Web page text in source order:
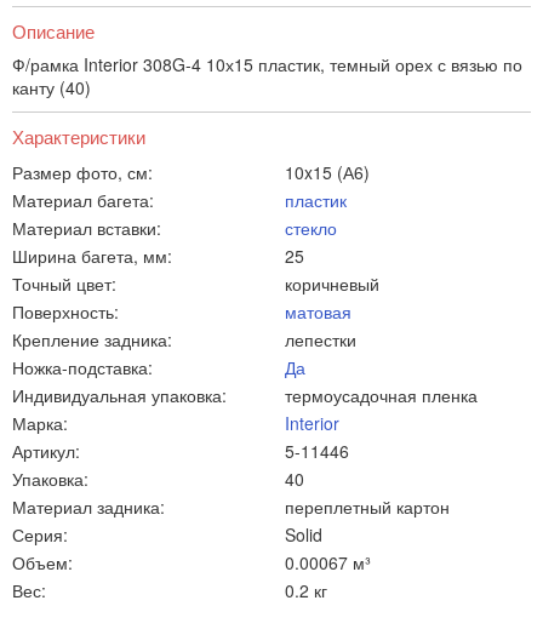
Описание
Ф/рамка Interior 308G-4 10х15 пластик, темный орех с вязью по
канту (40)
Характеристики
Размер фото, см:
10x15 (А6)
Материал багета:
пластик
Материал вставки:
стекло
Ширина багета, мм:
25
Точный цвет:
коричневый
Поверхность:
матовая
Крепление задника:
лепестки
Ножка-подставка:
Да
Индивидуальная упаковка:
термоусадочная пленка
Марка:
Interior
Артикул:
5-11446
Упаковка:
40
Материал задника:
переплетный картон
Серия:
Solid
Объем:
0.00067 м³
Вес:
0.2 кг